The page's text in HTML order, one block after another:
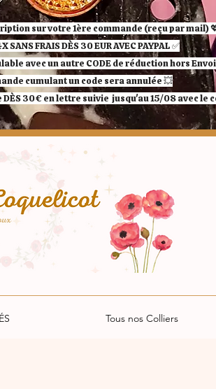
sur votre 1ère commande (reçu par mail)
SANS FRAIS DÈS 30 EUR AVEC PAYPAL​ ✅​​​​​​​
avec un autre CODE de réduction hors
cumulant un code sera annulée 💥
30€ en lettre suivie jusqu'au 15/08 avec le
Tous nos Colliers